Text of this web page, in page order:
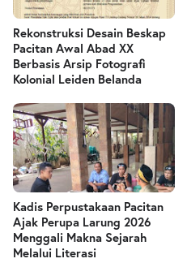
Rekonstruksi Desain Beskap
Pacitan Awal Abad XX
Berbasis Arsip Fotografi
Kolonial Leiden Belanda
Kadis Perpustakaan Pacitan
Ajak Perupa Larung 2026
Menggali Makna Sejarah
Melalui Literasi